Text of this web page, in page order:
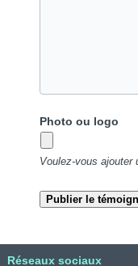
Photo ou logo
Voulez-vous ajouter
Réseaux sociaux